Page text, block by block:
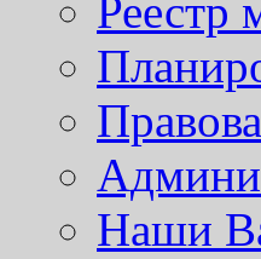
Реестр
Наши